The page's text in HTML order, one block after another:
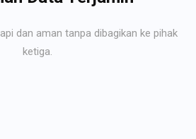
dan aman tanpa dibagikan ke pihak
ketiga.